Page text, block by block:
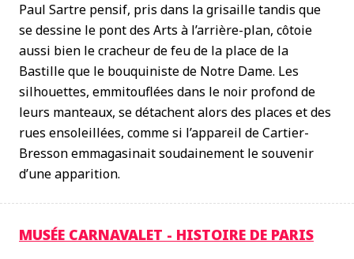
Paul Sartre pensif, pris dans la grisaille tandis que
se dessine le pont des Arts à l’arrière-plan, côtoie
aussi bien le cracheur de feu de la place de la
Bastille que le bouquiniste de Notre Dame. Les
silhouettes, emmitouflées dans le noir profond de
leurs manteaux, se détachent alors des places et des
rues ensoleillées, comme si l’appareil de Cartier-
Bresson emmagasinait soudainement le souvenir
d’une apparition.
MUSÉE CARNAVALET - HISTOIRE DE PARIS